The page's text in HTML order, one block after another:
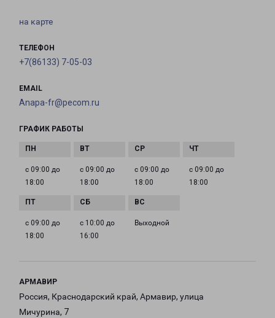
на карте
ТЕЛЕФОН
+7(86133) 7-05-03
EMAIL
Anapa-fr@pecom.ru
ГРАФИК РАБОТЫ
с 09:00 до
18:00
с 09:00 до
18:00
с 09:00 до
18:00
с 09:00 до
18:00
с 09:00 до
18:00
с 10:00 до
16:00
Выходной
АРМАВИР
Россия, Краснодарский край, Армавир, улица
Мичурина, 7